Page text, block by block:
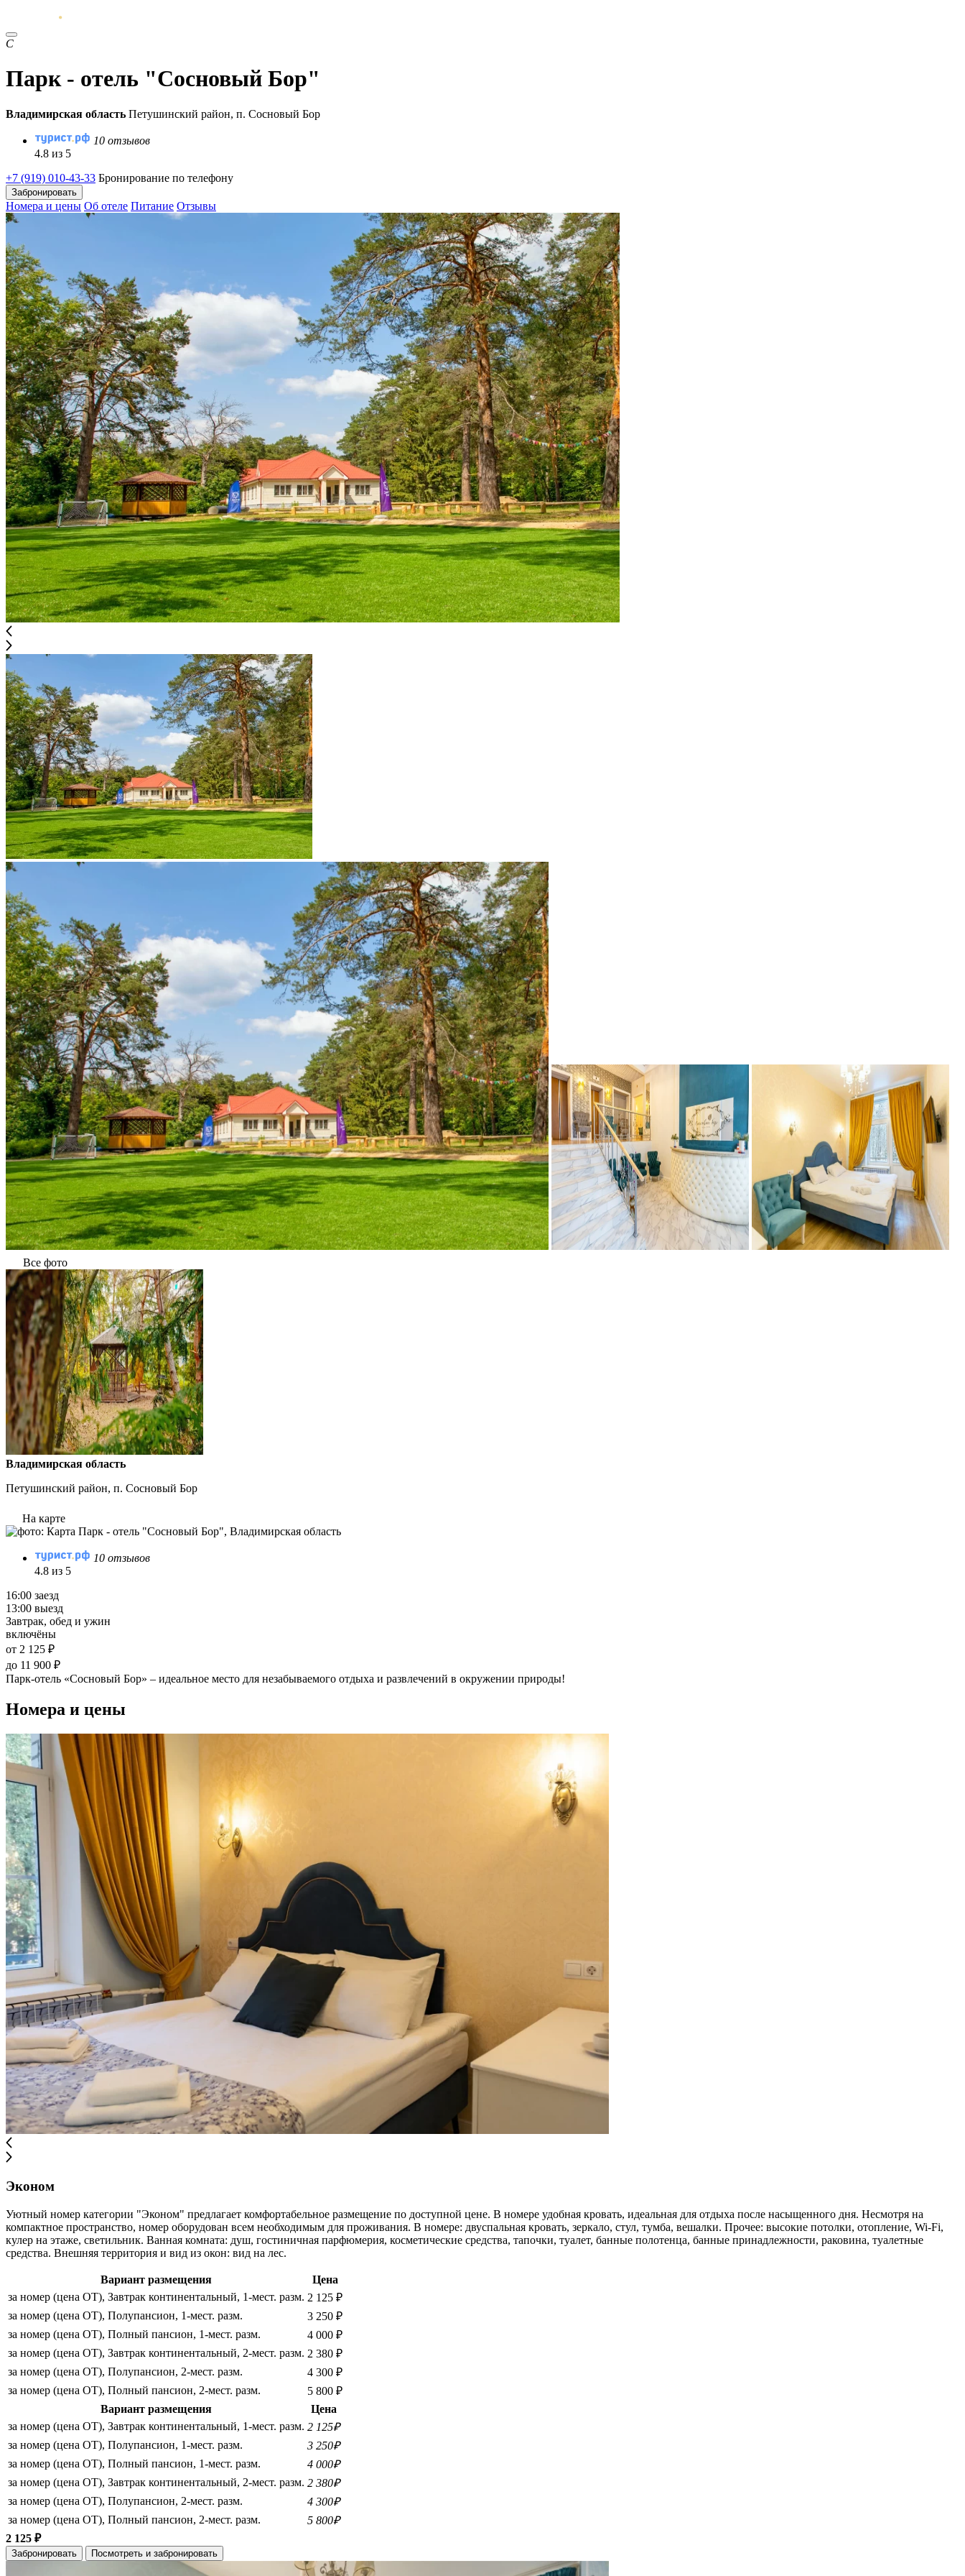
С
Парк - отель "Сосновый Бор"
Владимирская область Петушинский район, п. Сосновый Бор
10 отзывов
4.8 из 5
+7 (919) 010-43-33 Бронирование по телефону
Забронировать
Номера и цены Об отеле Питание Отзывы
Все фото
Владимирская область
Петушинский район, п. Сосновый Бор
На карте
10 отзывов
4.8 из 5
16:00 заезд
13:00 выезд
Завтрак, обед и ужин
включёны
от 2 125 ₽
до 11 900 ₽
Парк-отель «Сосновый Бор» – идеальное место для незабываемого отдыха и развлечений в окружении природы!
Номера и цены
Эконом
Уютный номер категории "Эконом" предлагает комфортабельное размещение по доступной цене. В номере удобная кровать, идеальная для отдыха после насыщенного дня. Несмотря на
компактное пространство, номер оборудован всем необходимым для проживания. В номере: двуспальная кровать, зеркало, стул, тумба, вешалки. Прочее: высокие потолки, отопление, Wi-Fi,
кулер на этаже, светильник. Ванная комната: душ, гостиничная парфюмерия, косметические средства, тапочки, туалет, банные полотенца, банные принадлежности, раковина, туалетные
средства. Внешняя территория и вид из окон: вид на лес.
Вариант размещения
Цена
за номер (цена ОТ), Завтрак континентальный, 1-мест. разм. 2 125 ₽
за номер (цена ОТ), Полупансион, 1-мест. разм.
3 250 ₽
за номер (цена ОТ), Полный пансион, 1-мест. разм.
4 000 ₽
за номер (цена ОТ), Завтрак континентальный, 2-мест. разм. 2 380 ₽
за номер (цена ОТ), Полупансион, 2-мест. разм.
4 300 ₽
за номер (цена ОТ), Полный пансион, 2-мест. разм.
5 800 ₽
Вариант размещения
Цена
за номер (цена ОТ), Завтрак континентальный, 1-мест. разм. 2 125₽
за номер (цена ОТ), Полупансион, 1-мест. разм.
3 250₽
за номер (цена ОТ), Полный пансион, 1-мест. разм.
4 000₽
за номер (цена ОТ), Завтрак континентальный, 2-мест. разм. 2 380₽
за номер (цена ОТ), Полупансион, 2-мест. разм.
4 300₽
за номер (цена ОТ), Полный пансион, 2-мест. разм.
5 800₽
2 125 ₽
Забронировать Посмотреть и забронировать